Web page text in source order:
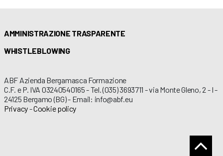
AMMINISTRAZIONE TRASPARENTE
WHISTLEBLOWING
ABF Azienda Bergamasca Formazione
C.F. e P. IVA 03240540165 - Tel. (035) 3693711 - via Monte Gleno, 2 - I -
24125 Bergamo (BG) - Email: info@abf.eu
Privacy-Cookie policy